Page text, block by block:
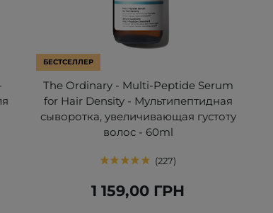
БЕСТСЕЛЛЕР
The Ordinary - Multi-Peptide Serum
for Hair Density - Мультипептидная
сыворотка, увеличивающая густоту
волос - 60ml
227
1 159,00 ГРН